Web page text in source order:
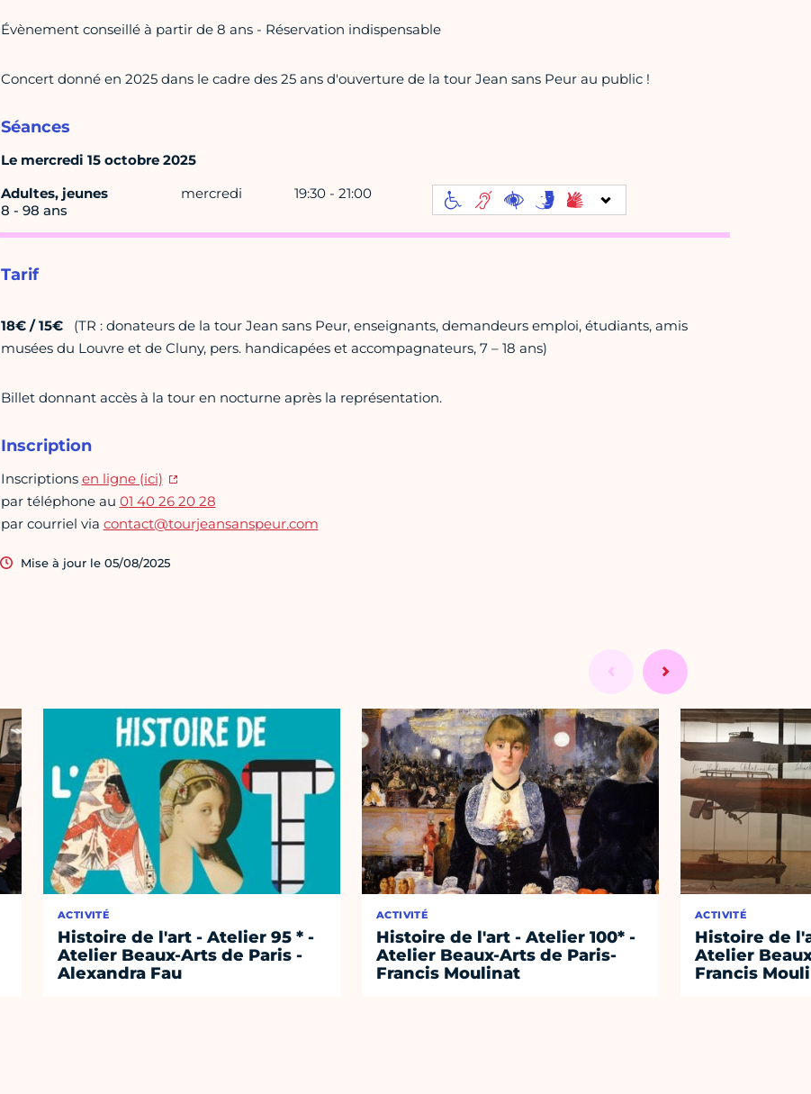
Évènement conseillé à partir de 8 ans - Réservation indispensable
Concert donné en 2025 dans le cadre des 25 ans d'ouverture de la tour Jean sans Peur au public !
Séances
Le mercredi 15 octobre 2025
Adultes, jeunes
8 - 98 ans
mercredi 19:30 - 21:00
Tarif
18€ / 15€
(TR : donateurs de la tour Jean sans Peur, enseignants, demandeurs emploi, étudiants, amis
musées du Louvre et de Cluny, pers. handicapées et accompagnateurs, 7 – 18 ans)
Billet donnant accès à la tour en nocturne après la représentation.
Inscription
Inscriptions en ligne (ici)
par téléphone au 01 40 26 20 28
par courriel via contact@tourjeansanspeur.com
Mise à jour le 05/08/2025
ACTIVITÉ
Histoire de l'art - Atelier 95 * -
Atelier Beaux-Arts de Paris -
Alexandra Fau
ACTIVITÉ
Histoire de l'art - Atelier 100* -
Atelier Beaux-Arts de Paris-
Francis Moulinat
ACTIVITÉ
Histoire de
Atelier
Francis